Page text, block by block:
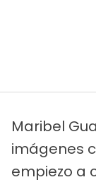
Maribel
imágenes
empiezo a